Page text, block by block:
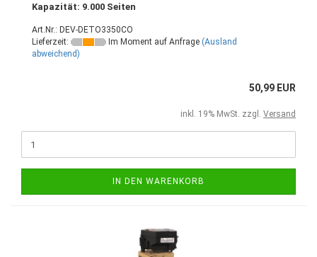
Kapazität: 9.000 Seiten
Art.Nr.: DEV-DETO3350CO
Lieferzeit:
Im Moment auf Anfrage (Ausland
abweichend)
50,99 EUR
inkl. 19% MwSt. zzgl. Versand
IN DEN WARENKORB